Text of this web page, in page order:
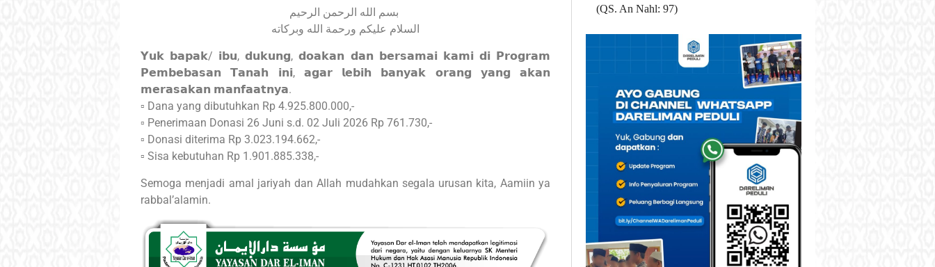
السلام عليكم ورحمة الله وبركاته
𝗬𝘂𝗸 𝗯𝗮𝗽𝗮𝗸/ 𝗶𝗯𝘂, 𝗱𝘂𝗸𝘂𝗻𝗴, 𝗱𝗼𝗮𝗸𝗮𝗻 𝗱𝗮𝗻 𝗯𝗲𝗿𝘀𝗮𝗺𝗮𝗶 𝗸𝗮𝗺𝗶 𝗱𝗶 𝗣𝗿𝗼𝗴𝗿𝗮𝗺
𝗣𝗲𝗺𝗯𝗲𝗯𝗮𝘀𝗮𝗻 𝗧𝗮𝗻𝗮𝗵 𝗶𝗻𝗶, 𝗮𝗴𝗮𝗿 𝗹𝗲𝗯𝗶𝗵 𝗯𝗮𝗻𝘆𝗮𝗸 𝗼𝗿𝗮𝗻𝗴 𝘆𝗮𝗻𝗴 𝗮𝗸𝗮𝗻
𝗺𝗲𝗿𝗮𝘀𝗮𝗸𝗮𝗻 𝗺𝗮𝗻𝗳𝗮𝗮𝘁𝗻𝘆𝗮.
▫︎ Dana yang dibutuhkan Rp 4.925.800.000,-
▫︎ Penerimaan Donasi 26 Juni s.d. 02 Juli 2026 Rp 761.730,-
▫︎ Donasi diterima Rp 3.023.194.662,-
▫︎ Sisa kebutuhan Rp 1.901.885.338,-
Semoga menjadi amal jariyah dan Allah mudahkan segala urusan kita, Aamiin ya
rabbal’alamin.
(QS. An Nahl: 97)